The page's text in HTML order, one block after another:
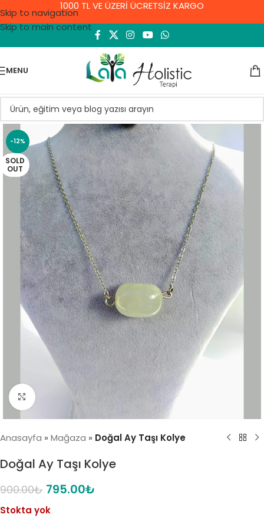
Skip to navigation
Skip to main content
1000 TL VE ÜZERİ ÜCRETSİZ KARGO
MENU
-12%
SOLD
OUT
Click to enlarge
Anasayfa » Mağaza » Doğal Ay Taşı Kolye
Doğal Ay Taşı Kolye
900.00₺ 795.00₺
Stokta yok